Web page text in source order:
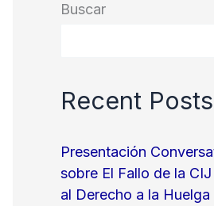
Buscar
Recent Posts
Presentación
sobre El Fallo de la
al Derecho a la Huelga